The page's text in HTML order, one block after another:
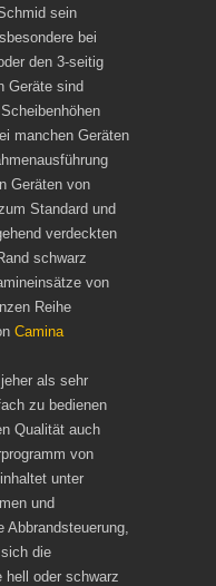
sein
bei
den 3-seitig
Geräte sind
manchen Geräten
Geräten von
Standard und
verdeckten
schwarz
von
Reihe
Camina
als sehr
zu bedienen
Qualität auch
von
unter
und
Abbrandsteuerung,
die
hell oder schwarz